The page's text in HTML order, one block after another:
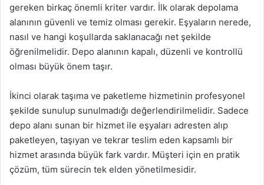
gereken birkaç önemli kriter vardır. İlk olarak depolama
alanının güvenli ve temiz olması gerekir. Eşyaların nerede,
nasıl ve hangi koşullarda saklanacağı net şekilde
öğrenilmelidir. Depo alanının kapalı, düzenli ve kontrollü
olması büyük önem taşır.
İkinci olarak taşıma ve paketleme hizmetinin profesyonel
şekilde sunulup sunulmadığı değerlendirilmelidir. Sadece
depo alanı sunan bir hizmet ile eşyaları adresten alıp
paketleyen, taşıyan ve tekrar teslim eden kapsamlı bir
hizmet arasında büyük fark vardır. Müşteri için en pratik
çözüm, tüm sürecin tek elden yönetilmesidir.